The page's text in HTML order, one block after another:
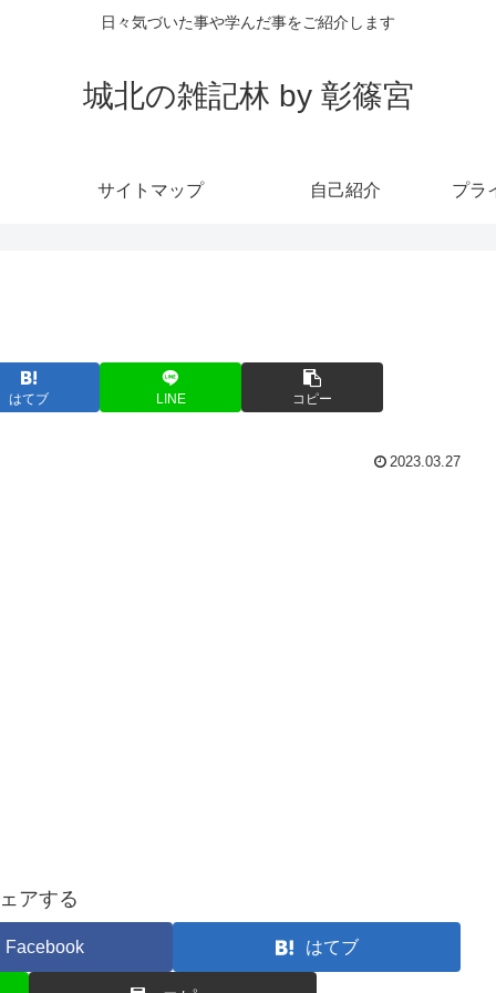
日々気づいた事や学んだ事をご紹介します
城北の雑記林 by 彰篠宮
サイトマップ 自己紹介 プラ
はてブ LINE コピー
2023.03.27
アする
Facebook はてブ